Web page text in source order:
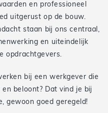
en professioneel
uitgerust op de bouw.
staan bij ons centraal,
en uiteindelijk
opdrachtgevers.
bij een werkgever die
beloont? Dat vind je bij
gewoon goed geregeld!